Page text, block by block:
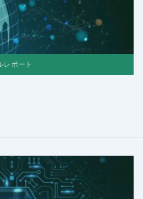
ポート